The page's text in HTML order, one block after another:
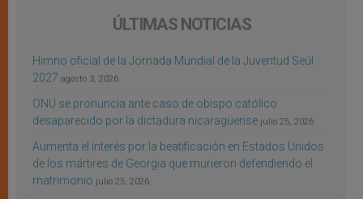
ÚLTIMAS NOTICIAS
Himno oficial de la Jornada Mundial de la Juventud Seúl
2027 agosto 3, 2026
ONU se pronuncia ante caso de obispo católico
desaparecido por la dictadura nicaragüense julio 25, 2026
Aumenta el interés por la beatificación en Estados Unidos
de los mártires de Georgia que murieron defendiendo el
matrimonio julio 25, 2026